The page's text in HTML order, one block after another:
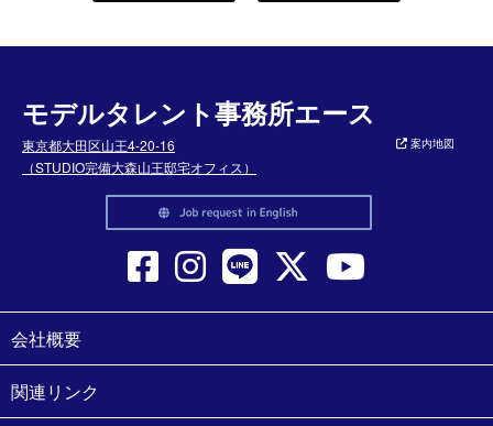
モデルタレント事務所エース
東京都大田区山王4-20-16
（STUDIO完備大森山王邸宅オフィス）
案内地図
会社概要
関連リンク